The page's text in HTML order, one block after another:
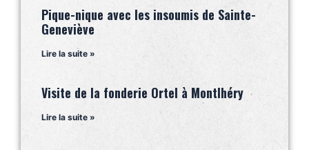
Pique-nique avec les insoumis de Sainte-
Geneviève
Lire la suite »
Visite de la fonderie Ortel à Montlhéry
Lire la suite »